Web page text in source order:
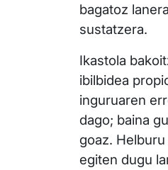
bagatoz
sustatzera.
Ikastola
ibilbidea
inguruaren
dago; baina
goaz.
egiten dugu